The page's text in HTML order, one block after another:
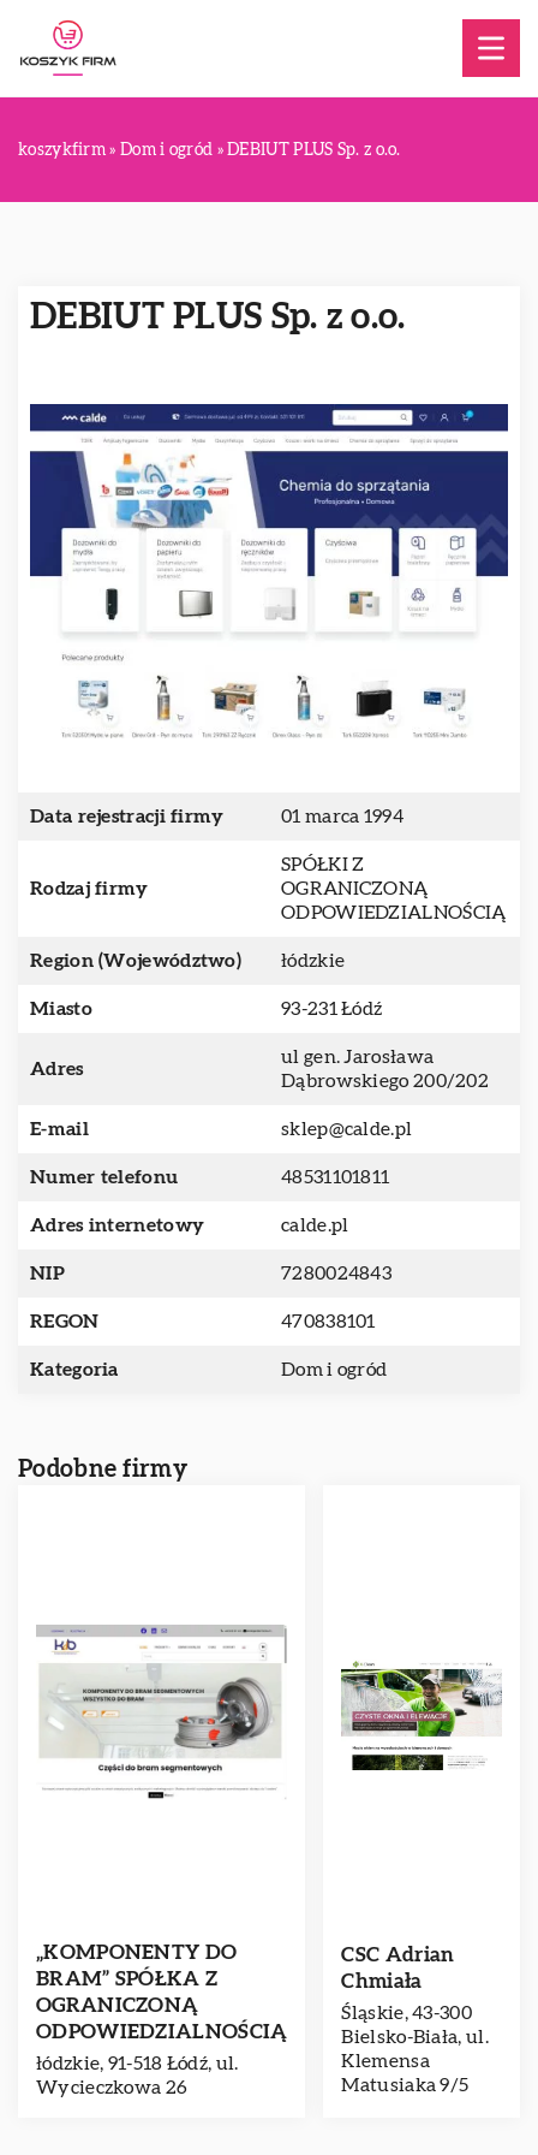
koszykfirm » Dom i ogród »DEBIUT PLUS Sp. z o.o.
DEBIUT PLUS Sp. z o.o.
Data rejestracji firmy 01 marca 1994
Rodzaj firmy
SPÓŁKI Z
OGRANICZONĄ
ODPOWIEDZIALNOŚCIĄ
Region (Województwo) łódzkie
Miasto 93-231 Łódź
Adres
ul gen. Jarosława
Dąbrowskiego 200/202
E-mail sklep@calde.pl
Numer telefonu 48531101811
Adres internetowy calde.pl
NIP 7280024843
REGON 470838101
Kategoria Dom i ogród
Podobne firmy
„KOMPONENTY DO
BRAM” SPÓŁKA Z
OGRANICZONĄ
ODPOWIEDZIALNOŚCIĄ
łódzkie, 91-518 Łódź, ul.
Wycieczkowa 26
CSC Adrian
Chmiała
Śląskie, 43-300
Bielsko-Biała, ul.
Klemensa
Matusiaka 9/5